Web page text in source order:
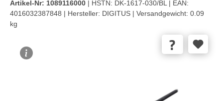
Artikel-Nr: 1089116000 | HSTN: DK-1617-030/BL | EAN:
4016032387848 | Hersteller: DIGITUS | Versandgewicht: 0.09
kg